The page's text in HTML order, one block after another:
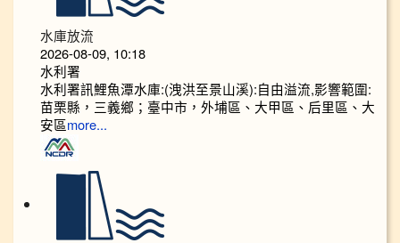
水庫放流
2026-08-09, 10:18
水利署
水利署訊鯉魚潭水庫:(洩洪至景山溪):自由溢流,影響範圍:
苗栗縣，三義鄉；臺中市，外埔區、大甲區、后里區、大
安區more...